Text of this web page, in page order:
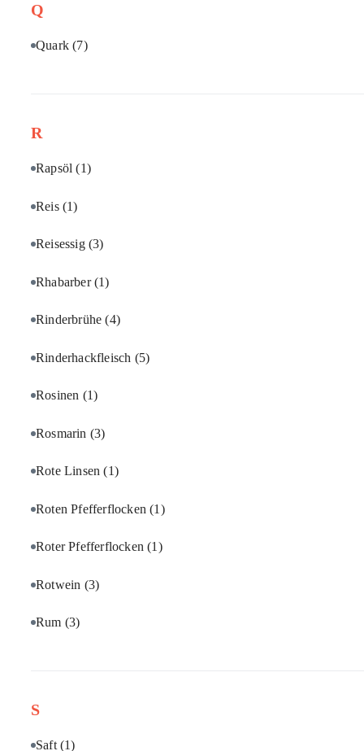
Q
Quark(7)
R
Rapsöl(1)
Reis (1)
Reisessig (3)
Rhabarber(1)
Rinderbrühe(4)
Rinderhackfleisch (5)
Rosinen (1)
Rosmarin (3)
Rote Linsen(1)
Roten Pfefferflocken(1)
Roter Pfefferflocken(1)
Rotwein (3)
Rum (3)
S
Saft(1)